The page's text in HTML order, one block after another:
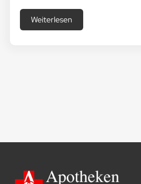
Weiterlesen